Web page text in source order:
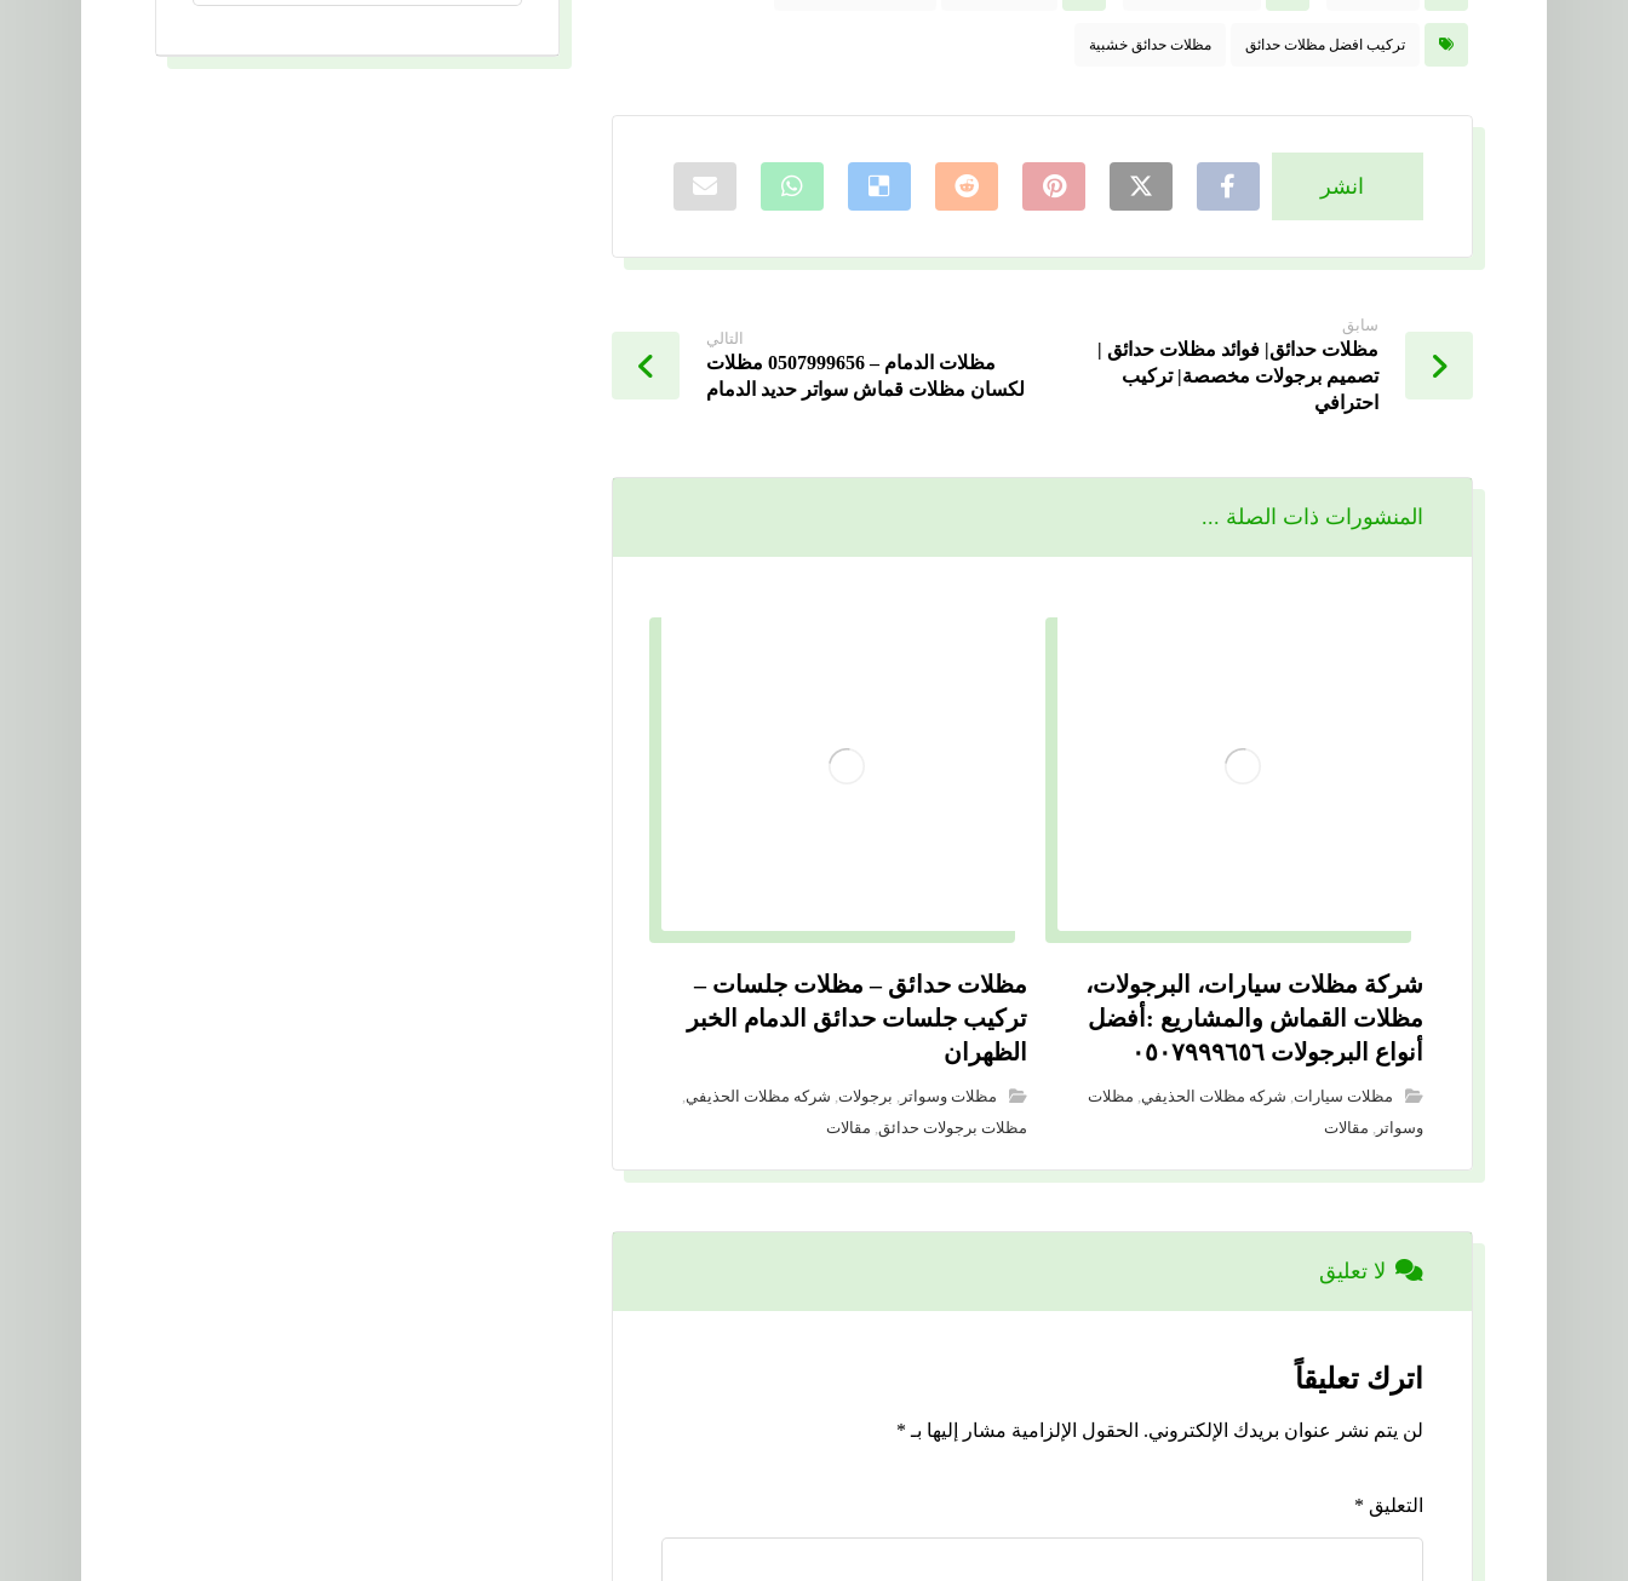
تركيب افضل مظلات حدائق مظلات حدائق خشبية
سابق
مظلات حدائق| فوائد مظلات حدائق |
تصميم برجولات مخصصة| تركيب
احترافي
التالي
مظلات الدمام – 0507999656 مظلات
لكسان مظلات قماش سواتر حديد الدمام
المنشورات ذات الصلة ...
شركة مظلات سيارات، البرجولات،
مظلات القماش والمشاريع :أفضل
أنواع البرجولات ٠٥٠٧٩٩٩٦٥٦
مظلات سيارات, شركه مظلات الحذيفي, مظلات
وسواتر , مقالات
مظلات حدائق – مظلات جلسات –
تركيب جلسات حدائق الدمام الخبر
الظهران
مظلات وسواتر , برجولات, شركه مظلات الحذيفي,
مظلات برجولات حدائق, مقالات
لا تعليق
اترك تعليقاً
لن يتم نشر عنوان بريدك الإلكتروني. الحقول الإلزامية مشار إليها بـ *
التعليق *